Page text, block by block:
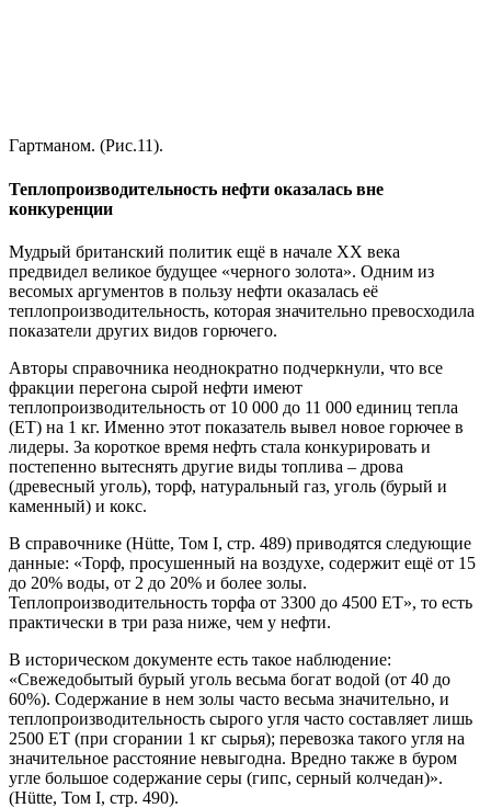
Гартманом. (Рис.11).
Теплопроизводительность нефти оказалась вне
конкуренции
Мудрый британский политик ещё в начале ХХ века
предвидел великое будущее «черного золота». Одним из
весомых аргументов в пользу нефти оказалась её
теплопроизводительность, которая значительно превосходила
показатели других видов горючего.
Авторы справочника неоднократно подчеркнули, что все
фракции перегона сырой нефти имеют
теплопроизводительность от 10 000 до 11 000 единиц тепла
(ЕТ) на 1 кг. Именно этот показатель вывел новое горючее в
лидеры. За короткое время нефть стала конкурировать и
постепенно вытеснять другие виды топлива – дрова
(древесный уголь), торф, натуральный газ, уголь (бурый и
каменный) и кокс.
В справочнике (Hütte, Том I, стр. 489) приводятся следующие
данные: «Торф, просушенный на воздухе, содержит ещё от 15
до 20% воды, от 2 до 20% и более золы.
Теплопроизводительность торфа от 3300 до 4500 ЕТ», то есть
практически в три раза ниже, чем у нефти.
В историческом документе есть такое наблюдение:
«Свежедобытый бурый уголь весьма богат водой (от 40 до
60%). Содержание в нем золы часто весьма значительно, и
теплопроизводительность сырого угля часто составляет лишь
2500 ЕТ (при сгорании 1 кг сырья); перевозка такого угля на
значительное расстояние невыгодна. Вредно также в буром
угле большое содержание серы (гипс, серный колчедан)».
(Hütte, Том I, стр. 490).